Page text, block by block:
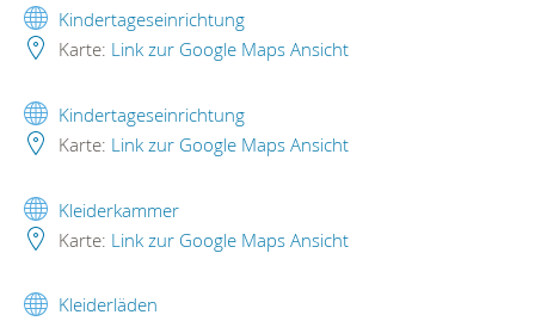
Kindertageseinrichtung
Karte: Link zur Google Maps Ansicht
Kindertageseinrichtung
Karte: Link zur Google Maps Ansicht
Kleiderkammer
Karte: Link zur Google Maps Ansicht
Kleiderläden